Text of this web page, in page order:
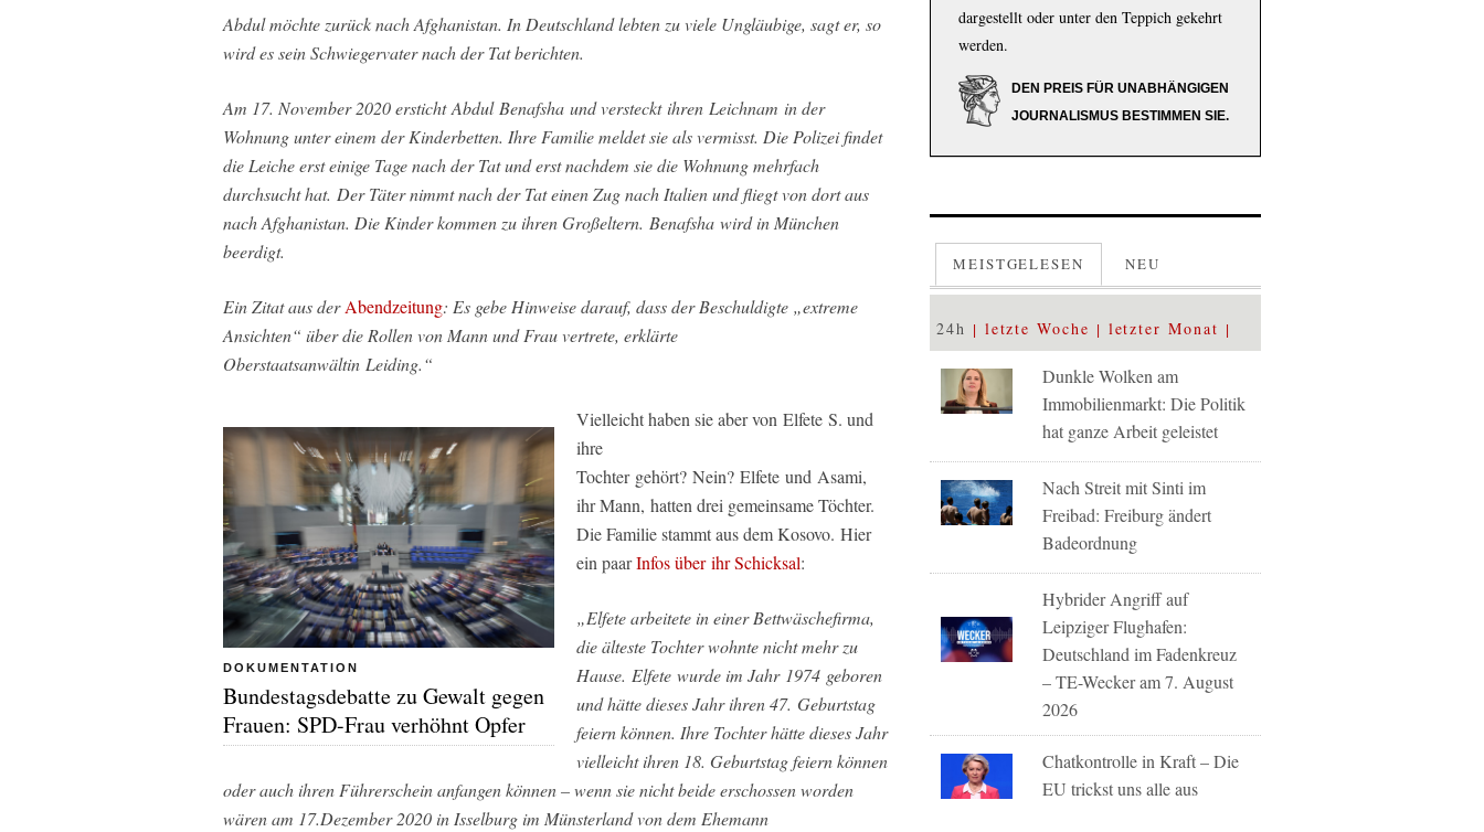
Abdul möchte zurück nach Afghanistan. In Deutschland lebten zu viele Ungläubige, sagt er, so
wird es sein Schwiegervater nach der Tat berichten.
Am 17. November 2020 ersticht Abdul Benafsha und versteckt ihren Leichnam in der
Wohnung unter einem der Kinderbetten. Ihre Familie meldet sie als vermisst. Die Polizei findet
die Leiche erst einige Tage nach der Tat und erst nachdem sie die Wohnung mehrfach
durchsucht hat. Der Täter nimmt nach der Tat einen Zug nach Italien und fliegt von dort aus
nach Afghanistan. Die Kinder kommen zu ihren Großeltern. Benafsha wird in München
beerdigt.
Ein Zitat aus derAbendzeitung: Es gebe Hinweise darauf, dass der Beschuldigte „extreme
Ansichten“ über die Rollen von Mann und Frau vertrete, erklärte
Oberstaatsanwältin Leiding.“
DOKUMENTATION
Bundestagsdebatte zu Gewalt gegen
Frauen: SPD-Frau verhöhnt Opfer
Vielleicht haben sie aber von Elfete S. und
ihre
Tochter gehört? Nein? Elfete und Asami,
ihr Mann, hatten drei gemeinsame Töchter.
Die Familie stammt aus dem Kosovo. Hier
ein paarInfos über ihr Schicksal:
„Elfete arbeitete in einer Bettwäschefirma,
die älteste Tochter wohnte nicht mehr zu
Hause. Elfete wurde im Jahr 1974 geboren
und hätte dieses Jahr ihren 47. Geburtstag
feiern können. Ihre Tochter hätte dieses Jahr
vielleicht ihren 18. Geburtstag feiern können
oder auch ihren Führerschein anfangen können – wenn sie nicht beide erschossen worden
wären am 17.Dezember 2020 in Isselburg im Münsterland von dem Ehemann
dargestellt oder unter den Teppich gekehrt
werden.
DEN PREIS FÜR UNABHÄNGIGEN
JOURNALISMUS BESTIMMEN SIE.
MEISTGELESEN NEU
24h letzte Woche letzter Monat
Dunkle Wolken am
Immobilienmarkt: Die Politik
hat ganze Arbeit geleistet
Nach Streit mit Sinti im
Freibad: Freiburg ändert
Badeordnung
Hybrider Angriff auf
Leipziger Flughafen:
Deutschland im Fadenkreuz
– TE-Wecker am 7. August
2026
Chatkontrolle in Kraft – Die
EU trickst uns alle aus